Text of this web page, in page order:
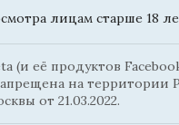
лицам старше 18
(и её продуктов
на территории
от 21.03.2022.